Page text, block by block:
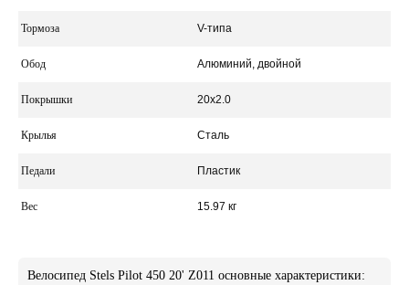
Тормоза V-типа
Обод Алюминий, двойной
Покрышки 20x2.0
Крылья Сталь
Педали Пластик
Вес 15.97 кг
Велосипед Stels Pilot 450 20' Z011 основные характеристики: